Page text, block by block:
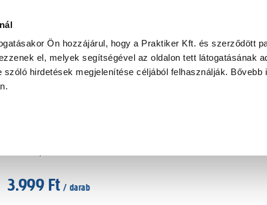
Ön hozzájárul, hogy a Praktiker Kft. és szerződött
el, melyek segítségével az oldalon tett látogatásának
hirdetések megjelenítése céljából felhasználják. Bővebb
Praktiker Professional Szakiajánló Ügyintézés és Információ
3.999 Ft / darab